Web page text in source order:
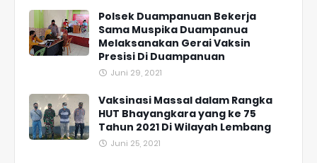
Polsek Duampanuan Bekerja
Sama Muspika Duampanua
Melaksanakan Gerai Vaksin
Presisi Di Duampanuan
Juni 29, 2021
Vaksinasi Massal dalam Rangka
HUT Bhayangkara yang ke 75
Tahun 2021 Di Wilayah Lembang
Juni 25, 2021